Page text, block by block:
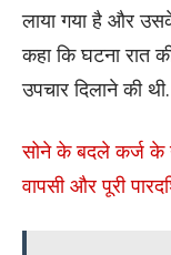
लाया गया है और
कहा कि घटना रात
उपचार दिलाने की थी.
सोने के बदले कर्ज के
वापसी और पूरी